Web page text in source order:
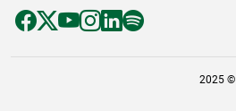
2025 ©